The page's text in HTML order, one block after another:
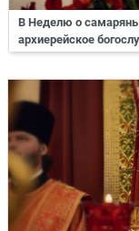
В Неделю о
архиерейское